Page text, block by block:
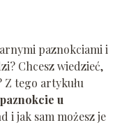
paznokciami i
Chcesz wiedzieć,
Z tego artykułu
u
i jak sam możesz je